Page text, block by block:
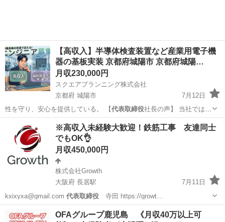
【高収入】半導体検査装置など産業用電子機
器の基板実装 京都府城陽市 京都府城陽…
月収230,000円
スクエアプランニング株式会社
京都府 城陽市
7月12日
性を守り、安心を提供している。 【代表取締役社長の声】 当社では、
モノづくりのプ…
城陽市 その他 業務
※高収入未経験大歓迎！鉄筋工事 友達同士
でもOK👌
月収450,000円
株式会社Growth
大阪府 長居駅
7月11日
kxixyxa@gmail.com 代表取締役 寺田 https://growt…
長居駅 土木 職人
OFAグループ鹿児島 《月収40万以上可